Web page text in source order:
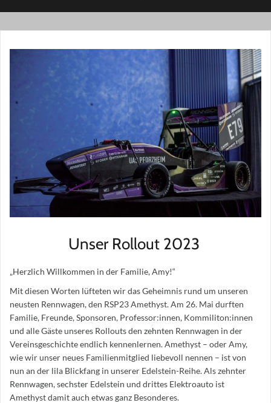
Unser Rollout 2023
„Herzlich Willkommen in der Familie, Amy!“
Mit diesen Worten lüfteten wir das Geheimnis rund um unseren
neusten Rennwagen, den RSP23 Amethyst. Am 26. Mai durften
Familie, Freunde, Sponsoren, Professor:innen, Kommiliton:innen
und alle Gäste unseres Rollouts den zehnten Rennwagen in der
Vereinsgeschichte endlich kennenlernen. Amethyst – oder Amy,
wie wir unser neues Familienmitglied liebevoll nennen – ist von
nun an der lila Blickfang in unserer Edelstein-Reihe. Als zehnter
Rennwagen, sechster Edelstein und drittes Elektroauto ist
Amethyst damit auch etwas ganz Besonderes.